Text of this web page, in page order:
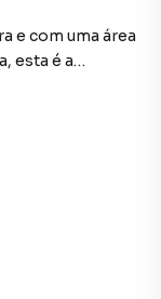
e com uma área
esta é a
o imóvel se
mais
e um quarto